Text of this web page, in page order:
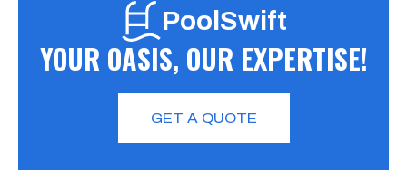
PoolSwift
YOUR OASIS, OUR EXPERTISE!
GET A QUOTE